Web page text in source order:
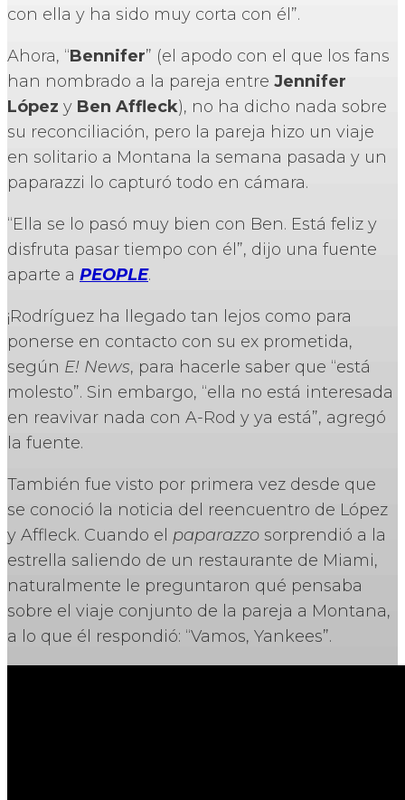
con ella y ha sido muy corta con él”.
Ahora, “Bennifer” (el apodo con el que los fans
han nombrado a la pareja entre Jennifer
López y Ben Affleck), no ha dicho nada sobre
su reconciliación, pero la pareja hizo un viaje
en solitario a Montana la semana pasada y un
paparazzi lo capturó todo en cámara.
“Ella se lo pasó muy bien con Ben. Está feliz y
disfruta pasar tiempo con él”, dijo una fuente
aparte a PEOPLE.
¡Rodríguez ha llegado tan lejos como para
ponerse en contacto con su ex prometida,
según E! News, para hacerle saber que “está
molesto”. Sin embargo, “ella no está interesada
en reavivar nada con A-Rod y ya está”, agregó
la fuente.
También fue visto por primera vez desde que
se conoció la noticia del reencuentro de López
y Affleck. Cuando el paparazzo sorprendió a la
estrella saliendo de un restaurante de Miami,
naturalmente le preguntaron qué pensaba
sobre el viaje conjunto de la pareja a Montana,
a lo que él respondió: “Vamos, Yankees”.